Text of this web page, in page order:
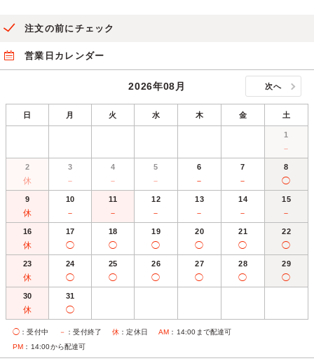
注文の前にチェック
営業日カレンダー
2026年08月 次へ
日 月 火 水 木 金 土
1
－
2
休
3
－
4
－
5
－
6
－
7
－
8
◯
9
休
10
－
11
－
12
－
13
－
14
－
15
－
16
休
17
◯
18
◯
19
◯
20
◯
21
◯
22
◯
23
休
24
◯
25
◯
26
◯
27
◯
28
◯
29
◯
30
休
31
◯
◯ ：受付中 － ：受付終了 休 ：定休日 AM ：14:00まで配達可
PM ：14:00から配達可